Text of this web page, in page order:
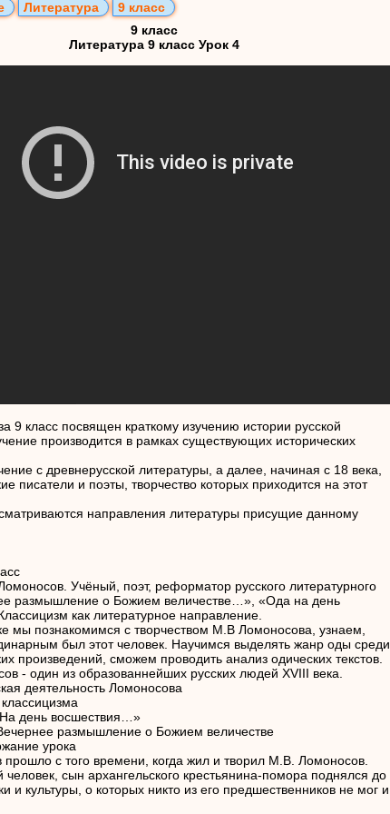
Литература
9 класс
9 класс
Литература 9 класс Урок 4
9 класс посвящен краткому изучению истории русской
производится в рамках существующих исторических
с древнерусской литературы, а далее, начиная с 18 века,
писатели и поэты, творчество которых приходится на этот
направления литературы присущие данному
Учёный, поэт, реформатор русского литературного
размышление о Божием величестве…», «Ода на день
как литературное направление.
мы познакомимся с творчеством М.В Ломоносова, узнаем,
был этот человек. Научимся выделять жанр оды среди
произведений, сможем проводить анализ одических текстов.
- один из образованнейших русских людей XVIII века.
деятельность Ломоносова
день восшествия…»
размышление о Божием величестве
урока
прошло с того времени, когда жил и творил М.В. Ломоносов.
человек, сын архангельского крестьянина-помора поднялся до
и культуры, о которых никто из его предшественников не мог и